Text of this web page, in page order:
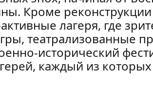
Кроме
лагеря, где
театрализованные
исторический
каждый из